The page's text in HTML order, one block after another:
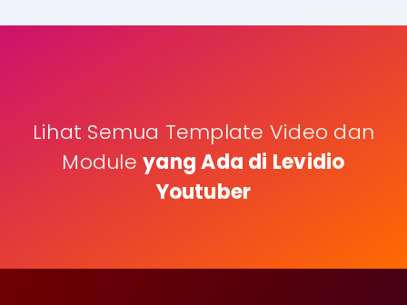
Lihat Semua Template Video dan
Moduleyang Ada di Levidio
Youtuber